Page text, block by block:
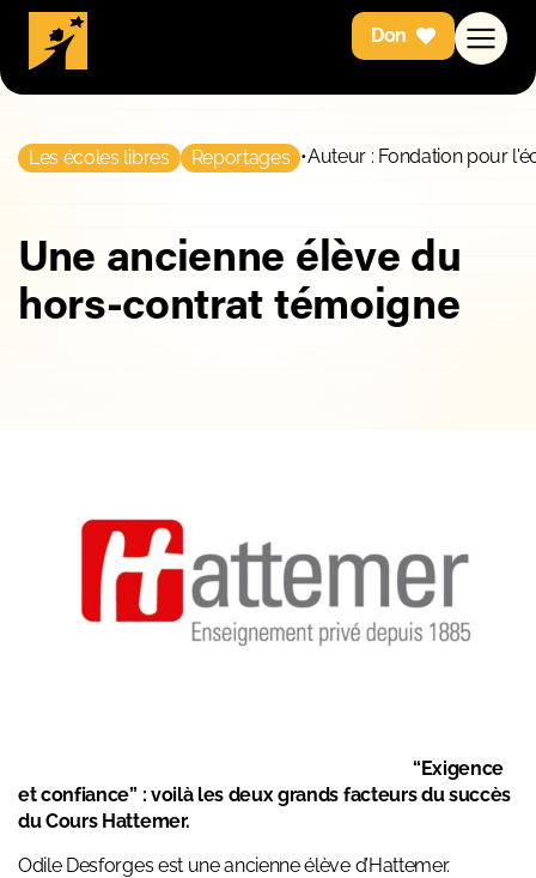
Don
Les écoles libres Reportages •Auteur : Fondation pour
Une ancienne élève du
hors-contrat témoigne
“Exigence
et confiance” : voilà les deux grands facteurs du succès
du Cours Hattemer.
Odile Desforges est une ancienne élève d’Hattemer.